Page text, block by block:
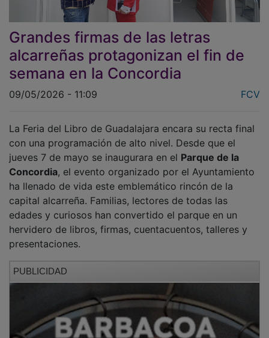
Grandes firmas de las letras
alcarreñas protagonizan el fin de
semana en la Concordia
con una programación de alto nivel. Desde que el
jueves 7 de mayo se inaugurara en elParque de la
Concordia, el evento organizado por el Ayuntamiento
ha llenado de vida este emblemático rincón de la
capital alcarreña. Familias, lectores de todas las
edades y curiosos han convertido el parque en un
hervidero de libros, firmas, cuentacuentos, talleres y
presentaciones.